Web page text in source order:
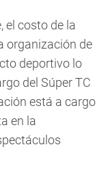
el costo de la
organización de
deportivo lo
del Súper TC
está a cargo
en la